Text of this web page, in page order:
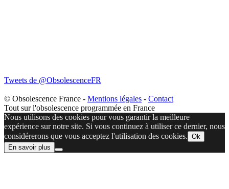
Tweets de @ObsolescenceFR
© Obsolescence France - Mentions légales - Contact
Tout sur l'obsolescence programmée en France
Nous utilisons des cookies pour vous garantir la meilleure
expérience sur notre site. Si vous continuez à utiliser ce dernier, nous
considérerons que vous acceptez l'utilisation des cookies. Ok
En savoir plus